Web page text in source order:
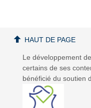
Le développement
certains de ses
bénéficié du soutien
HAUT DE PAGE